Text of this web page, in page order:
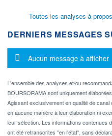
Toutes les analyses à
DERNIERS MESSAGES
Message d'information
Aucun message à afficher
L'ensemble des analyses et/ou
BOURSORAMA sont uniquement
Agissant exclusivement en qualité de
en aucune manière à leur élaboration ni
leur sélection. Les informations contenues
ont été retranscrites "en l'état", sans